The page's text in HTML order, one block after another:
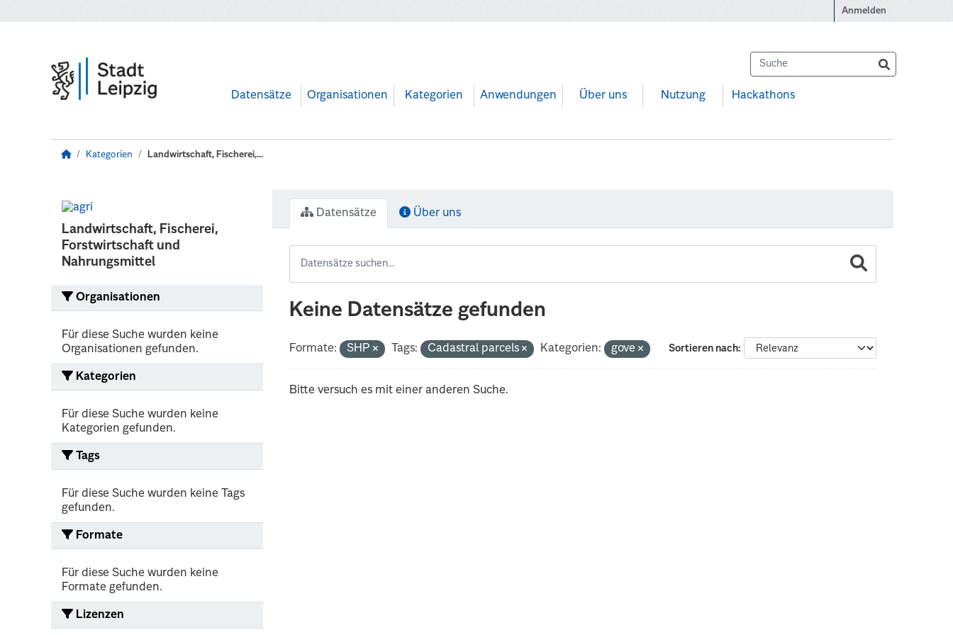
Anmelden
Datensätze Organisationen Kategorien Anwendungen Über uns Nutzung Hackathons
Kategorien Landwirtschaft, Fischerei,...
Landwirtschaft, Fischerei,
Forstwirtschaft und
Nahrungsmittel
Organisationen
Für diese Suche wurden keine
Organisationen gefunden.
Kategorien
Für diese Suche wurden keine
Kategorien gefunden.
Tags
Für diese Suche wurden keine Tags
gefunden.
Formate
Für diese Suche wurden keine
Formate gefunden.
Lizenzen
Datensätze Über uns
Keine Datensätze gefunden
Sortieren nach
Formate: SHP Tags: Cadastral parcels Kategorien: gove
Bitte versuch es mit einer anderen Suche.